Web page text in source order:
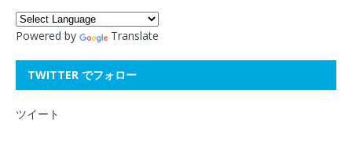
Powered by Translate
TWITTER でフォロー
ツイート